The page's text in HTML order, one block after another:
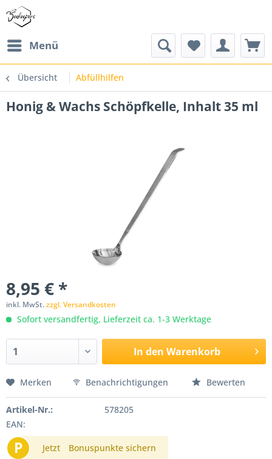
Menü
Übersicht Abfüllhilfen
Honig & Wachs Schöpfkelle, Inhalt 35 ml
8,95 € *
inkl. MwSt.zzgl. Versandkosten
Sofort versandfertig, Lieferzeit ca. 1-3 Werktage
In den Warenkorb
Merken Benachrichtigungen Bewerten
Artikel-Nr.:
578205
EAN:
P Jetzt Bonuspunkte sichern